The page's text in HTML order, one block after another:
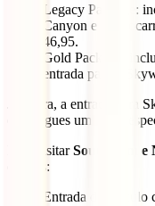
Legacy Package:
Canyon e o
46,95.
Gold Package:
entrada para o
Já agora, a entrada para
que pagues uma taxa
Para visitarSouth Rim e
opções:
Entrada de veículo